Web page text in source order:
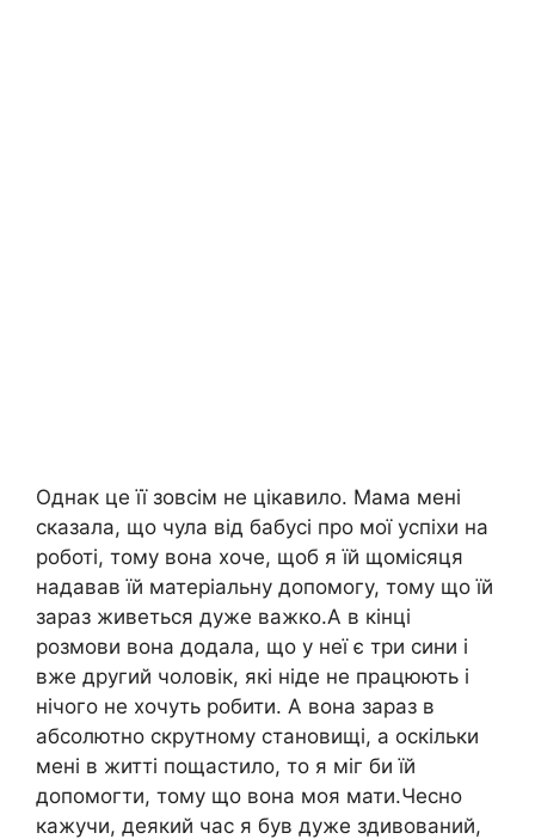
Однак це її зовсім не цікавило. Мама мені
сказала, що чула від бабусі про мої успіхи на
роботі, тому вона хоче, щоб я їй щомісяця
надавав їй матеріальну допомогу, тому що їй
зараз живеться дуже важко.А в кінці
розмови вона додала, що у неї є три сини і
вже другий чоловік, які ніде не працюють і
нічого не хочуть робити. А вона зараз в
абсолютно скрутному становищі, а оскільки
мені в житті пощастило, то я міг би їй
допомогти, тому що вона моя мати.Чесно
кажучи, деякий час я був дуже здивований,